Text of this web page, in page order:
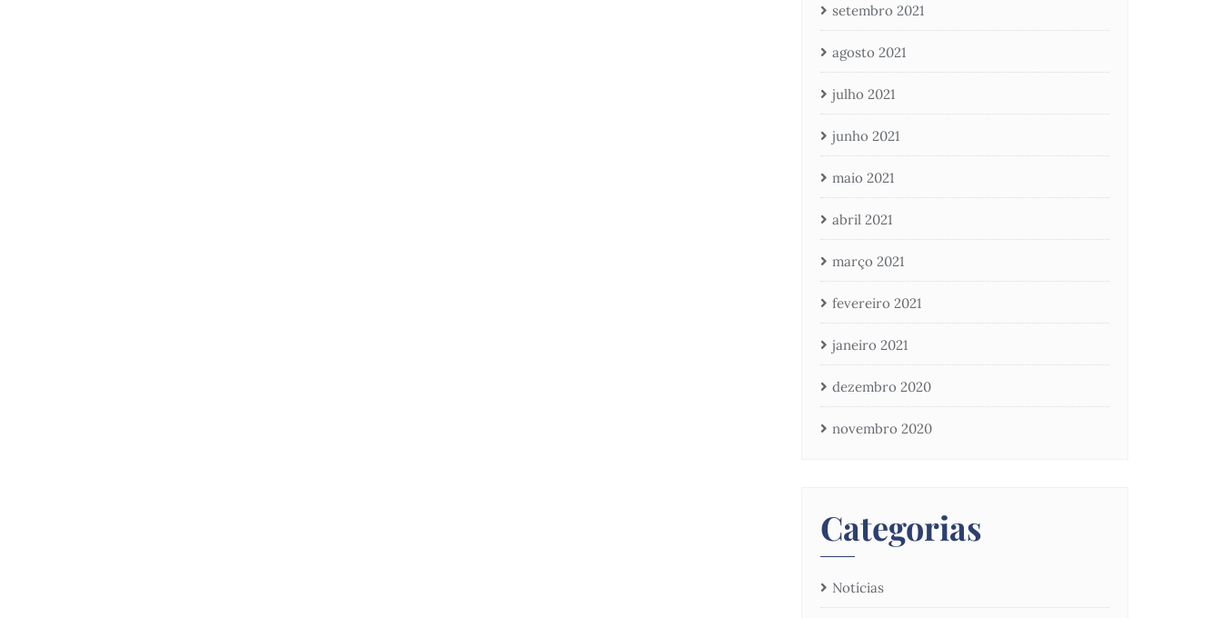
setembro 2021
agosto 2021
julho 2021
junho 2021
maio 2021
abril 2021
março 2021
fevereiro 2021
janeiro 2021
dezembro 2020
novembro 2020
Categorias
Notícias